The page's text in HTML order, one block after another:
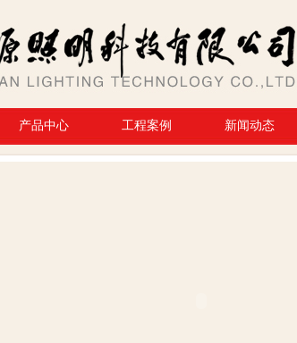
产品中心 工程案例 新闻动态